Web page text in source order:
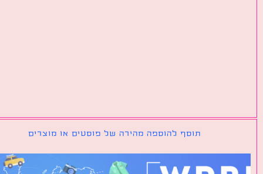
תוסף להוספה מהירה של פוסטים או מוצרים